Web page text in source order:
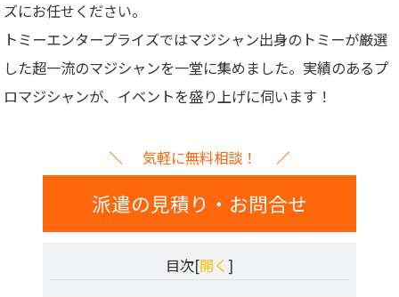
ズにお任せください。
トミーエンタープライズではマジシャン出身のトミーが厳選
した超一流のマジシャンを一堂に集めました。 実績のあるプ
ロマジシャンが、イベントを盛り上げに伺います！
気軽に無料相談！
派遣の見積り・お問合せ
目次[開く ]